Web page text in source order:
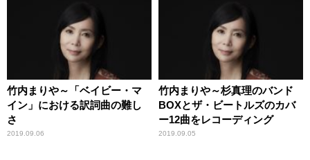
竹内まりや～「ベイビー・マ
イン」における訳詞曲の難し
さ
2019.09.06
竹内まりや～杉真理のバンド
BOXとザ・ビートルズのカバ
ー12曲をレコーディング
2019.09.05